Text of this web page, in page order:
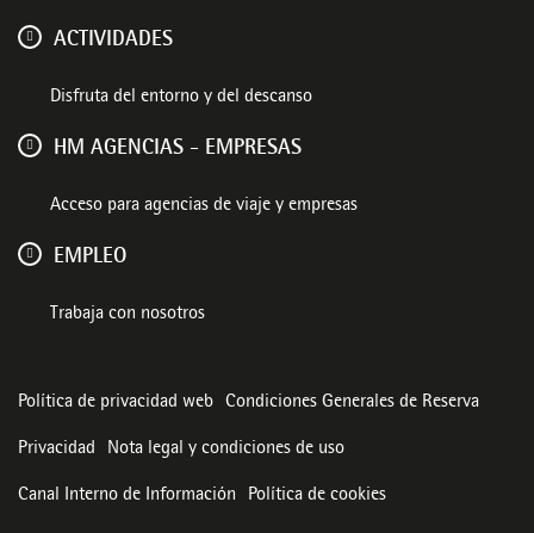
ACTIVIDADES
Disfruta del entorno y del descanso
HM AGENCIAS - EMPRESAS
Acceso para agencias de viaje y empresas
EMPLEO
Trabaja con nosotros
Política de privacidad web Condiciones Generales de Reserva
Privacidad Nota legal y condiciones de uso
Canal Interno de Información Política de cookies